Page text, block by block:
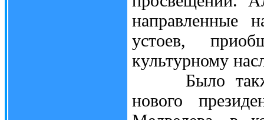
направленные
устоев,
культурному
Было также
нового